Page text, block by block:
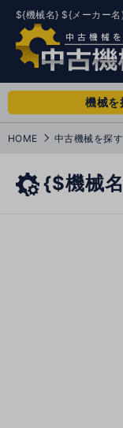
${機械名} ${メーカー
機械を
HOME 中古機械を探す
{$機械